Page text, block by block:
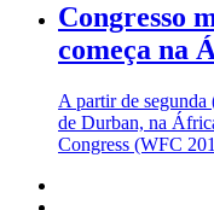
Congresso
começa na
A partir de segunda
de Durban, na
Congress (WFC